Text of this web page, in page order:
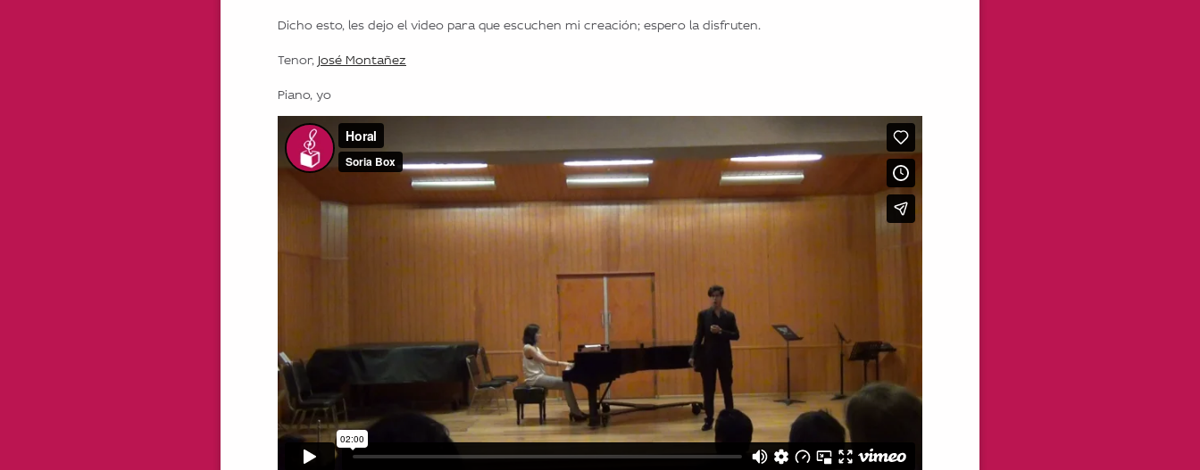
Dicho esto, les dejo el video para que escuchen mi creación; espero la disfruten.
Tenor, José Montañez
Piano, yo